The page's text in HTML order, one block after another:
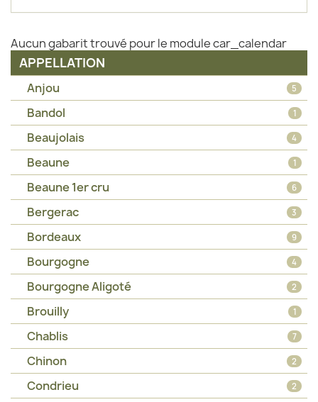
Aucun gabarit trouvé pour le module car_calendar
APPELLATION
Anjou 5
Bandol 1
Beaujolais 4
Beaune 1
Beaune 1er cru 6
Bergerac 3
Bordeaux 9
Bourgogne 4
Bourgogne Aligoté 2
Brouilly 1
Chablis 7
Chinon 2
Condrieu 2